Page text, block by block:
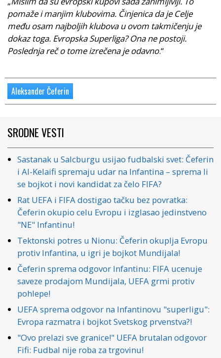
pomaže i manjim klubovima. Činjenica da je Celje
među osam najboljih klubova u ovom takmičenju je
dokaz toga. Evropska Superliga? Ona ne postoji.
Poslednja reč o tome izrečena je odavno.“
Aleksander Čeferin
SRODNE VESTI
Sastanak u Salcburgu usijao fudbalski svet: Čeferin
i Al-Kelaifi spremaju udar na Infantina – sprema li
se bojkot i novi kandidat za čelo FIFA?
Rat UEFA i FIFA dostigao tačku bez povratka:
Čeferin okupio celu Evropu i izglasao jedinstveno
"NE" Infantinu!
Tektonski potres u Nionu: Čeferin okuplja Evropu
protiv Infantina, u igri je bojkot Mundijala!
Čeferin sprema odgovor Infantinu: FIFA ucenuje
saveze prodajom Mundijala, UEFA grmi protiv
pohlepe!
UEFA sprema odgovor na Infantinovu "superligu":
Evropa razmatra i bojkot Svetskog prvenstva?!
"Ovo prelazi sve granice!" UEFA brutalan odgovor
Fifi: Fudbal nije roba za trgovinu!